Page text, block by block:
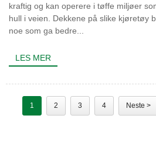
kraftig og kan operere i tøffe miljøer
hull i veien. Dekkene på slike kjøretøy
noe som ga bedre...
LES MER
1 2 3 4 Neste >